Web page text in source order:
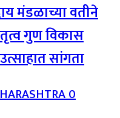
मंडळाच्या वतीने
गुण विकास
सांगता
0